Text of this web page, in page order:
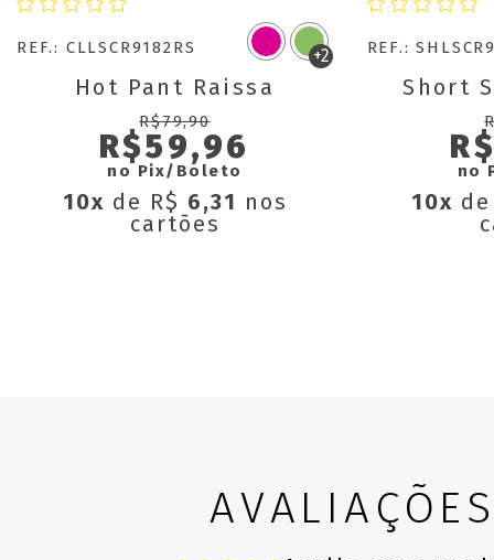
REF.: CLLSCR9182RS +2
Hot Pant Raissa
R$79,90
R$59,96
no Pix/Boleto
10x de R$ 6,31 nos
cartões
REF.:
Short
no
10x